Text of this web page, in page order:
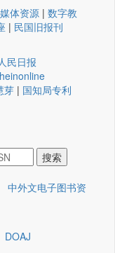
体资源 | 数字教
| 民国旧报刊
民日报
heinonline
芽 | 国知局专利
中外文电子图书资
DOAJ